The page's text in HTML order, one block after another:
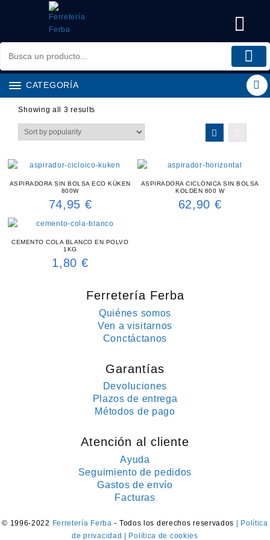
CATEGORÍA
Showing all 3 results
ASPIRADORA SIN BOLSA ECO KÜKEN
800W
74,95 €
ASPIRADORA CICLÓNICA SIN BOLSA
KOLDEN 800 W
62,90 €
CEMENTO COLA BLANCO EN POLVO
1KG
1,80 €
Ferretería Ferba
Quiénes somos
Ven a visitarnos
Conctáctanos
Garantías
Devoluciones
Plazos de entrega
Métodos de pago
Atención al cliente
Ayuda
Seguimiento de pedidos
Gastos de envío
Facturas
© 1996-2022 Ferretería Ferba- Todos los derechos reservados
| Política
de privacidad
| Política de cookies